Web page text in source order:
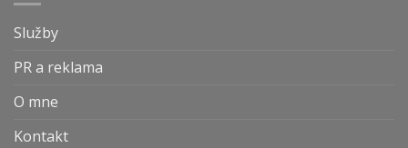
Služby
PR a reklama
O mne
Kontakt